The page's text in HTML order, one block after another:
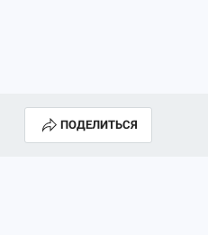
ПОДЕЛИТЬСЯ